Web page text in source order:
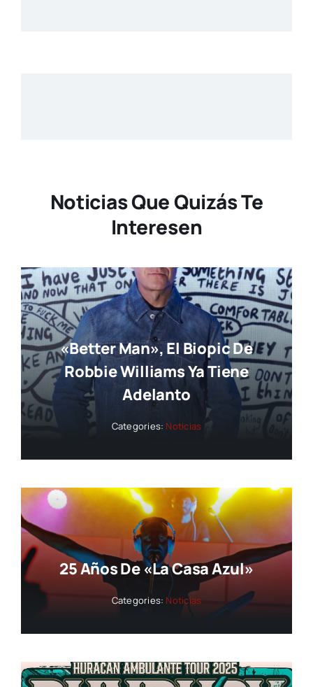
Noticias Que Quizás Te
Interesen
«Better Man», El Biopic De
Robbie Williams Ya Tiene
Adelanto
Categories: Noticias
25 Años De «La Casa Azul»
Categories: Noticias